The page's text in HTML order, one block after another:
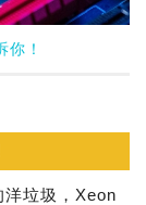
！
洋垃圾，Xeon